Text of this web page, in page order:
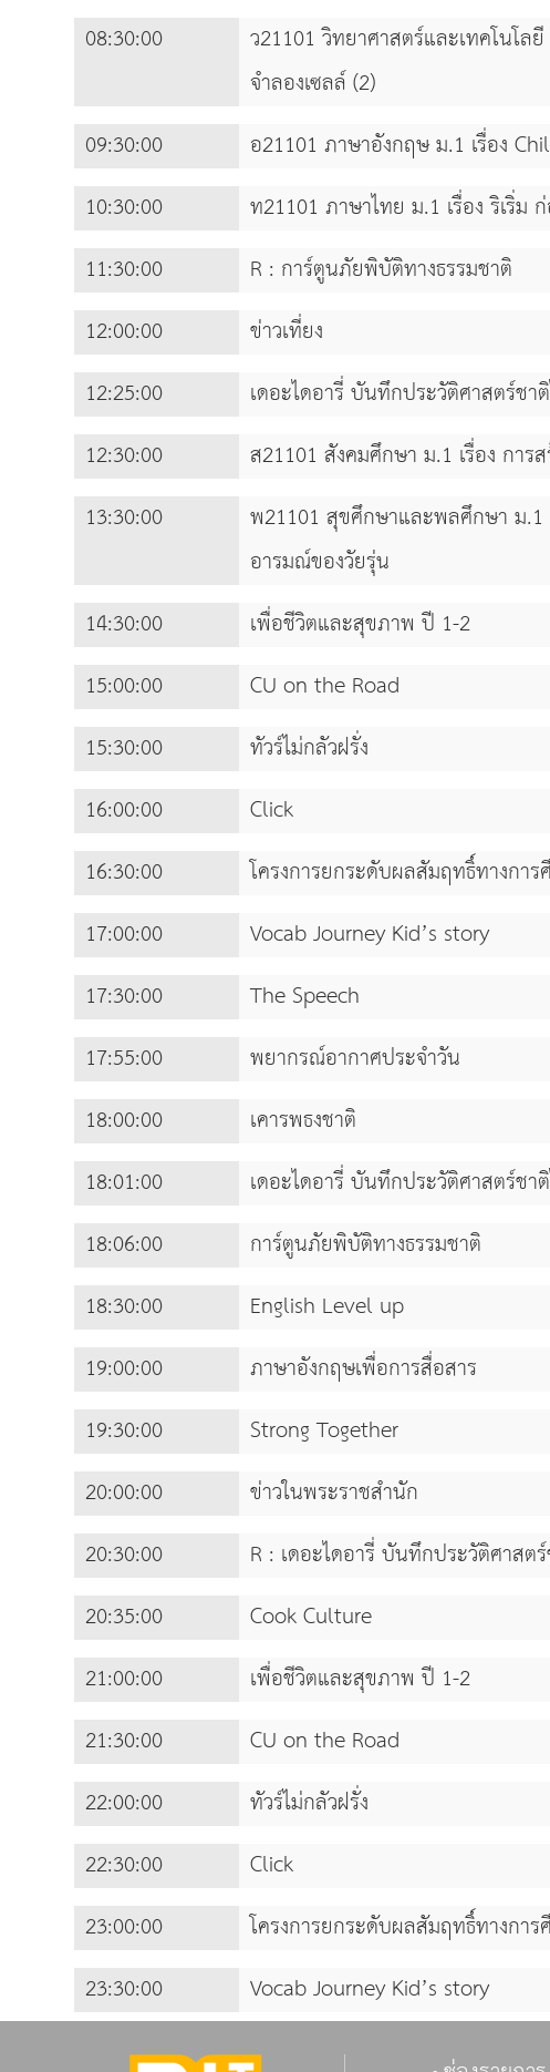
08:30:00
ว21101 วิทยาศาสตร์และเทคโนโล
จำลองเซลล์ (2)
09:30:00
อ21101 ภาษาอังกฤษ ม.1 เรื่อง
10:30:00
ท21101 ภาษาไทย ม.1 เรื่อง ริเริ่ม
11:30:00
R : การ์ตูนภัยพิบัติทางธรรมชาติ
12:00:00
ข่าวเที่ยง
12:25:00
เดอะไดอารี่ บันทึกประวัติศาสตร์ช
12:30:00
ส21101 สังคมศึกษา ม.1 เรื่อง กา
13:30:00
พ21101 สุขศึกษาและพลศึกษา ม.1
อารมณ์ของวัยรุ่น
14:30:00
เพื่อชีวิตและสุขภาพ ปี 1-2
15:00:00
CU on the Road
15:30:00
ทัวร์ไม่กลัวฝรั่ง
16:00:00
Click
16:30:00
โครงการยกระดับผลสัมฤทธิ์ทางกา
17:00:00
Vocab Journey Kid’s story
17:30:00
The Speech
17:55:00
พยากรณ์อากาศประจำวัน
18:00:00
เคารพธงชาติ
18:01:00
เดอะไดอารี่ บันทึกประวัติศาสตร์ช
18:06:00
การ์ตูนภัยพิบัติทางธรรมชาติ
18:30:00
English Level up
19:00:00
ภาษาอังกฤษเพื่อการสื่อสาร
19:30:00
Strong Together
20:00:00
ข่าวในพระราชสำนัก
20:30:00
R : เดอะไดอารี่ บันทึกประวัติศาส
20:35:00
Cook Culture
21:00:00
เพื่อชีวิตและสุขภาพ ปี 1-2
21:30:00
CU on the Road
22:00:00
ทัวร์ไม่กลัวฝรั่ง
22:30:00
Click
23:00:00
โครงการยกระดับผลสัมฤทธิ์ทางกา
23:30:00
Vocab Journey Kid’s story